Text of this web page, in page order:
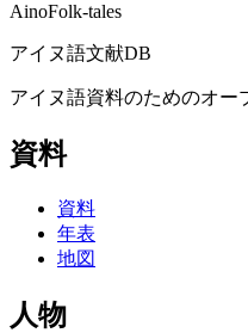
AinoFolk-tales
アイヌ語文献DB
アイヌ語資料のためのオー
資料
資料
年表
地図
人物